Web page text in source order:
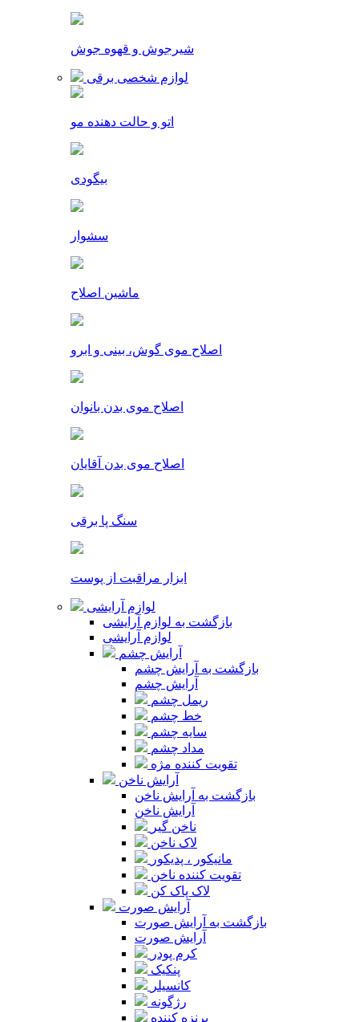
شیرجوش و قهوه جوش
لوازم شخصی برقی
اتو و حالت دهنده مو
بیگودی
سشوار
ماشین اصلاح
اصلاح موی گوش، بینی و ابرو
اصلاح موی بدن بانوان
اصلاح موی بدن آقایان
سنگ پا برقی
ابزار مراقبت از پوست
لوازم آرایشی
بازگشت به لوازم آرایشی
لوازم آرایشی
آرایش چشم
بازگشت به آرایش چشم
آرایش چشم
ریمل چشم
خط چشم
سایه چشم
مداد چشم
تقویت کننده مژه
آرایش ناخن
بازگشت به آرایش ناخن
آرایش ناخن
ناخن گیر
لاک ناخن
مانیکور ، پدیکور
تقویت کننده ناخن
لاک پاک کن
آرایش صورت
بازگشت به آرایش صورت
آرایش صورت
کرم پودر
پنکیک
کانسیلر
رژگونه
برنزه کننده